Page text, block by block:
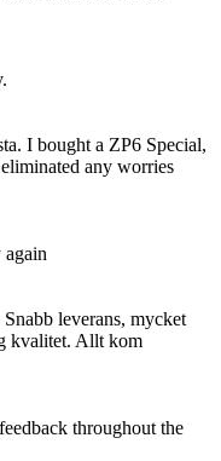
I bought a ZP6 Special,
any worries
leverans, mycket
kvalitet. Allt kom
throughout the